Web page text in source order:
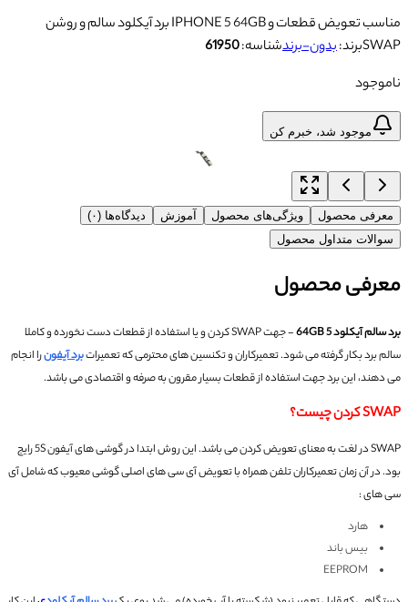
برد آیکلود سالم و روشن IPHONE 5 64GB مناسب تعویض قطعات و
SWAPبرند:بدون-برندشناسه:61950
ناموجود
موجود شد، خبرم کن
معرفی محصول ویژگی‌های محصول آموزش
دیدگاه‌ها (۰)
سوالات متداول محصول
معرفی محصول
برد سالم آیکلود 5 64GB
- جهت SWAP کردن و یا استفاده از قطعات دست نخورده و کاملا
سالم برد بکار گرفته می شود.تعمیرکاران و تکنسین های محترمی که تعمیراتبرد آیفونرا انجام
می دهند، این برد جهت استفاده از قطعات بسیار مقرون به صرفه و اقتصادی می باشد.
SWAP کردن چیست؟
SWAP در لغت به معنای تعویض کردن می باشد. این روش ابتدا در گوشی های آیفون 5S رایج
بود.در آن زمان تعمیرکاران تلفن همراه با تعویض آی سی های اصلی گوشی معیوب که شامل آی
سی های :
هارد
بیس باند
EEPROM